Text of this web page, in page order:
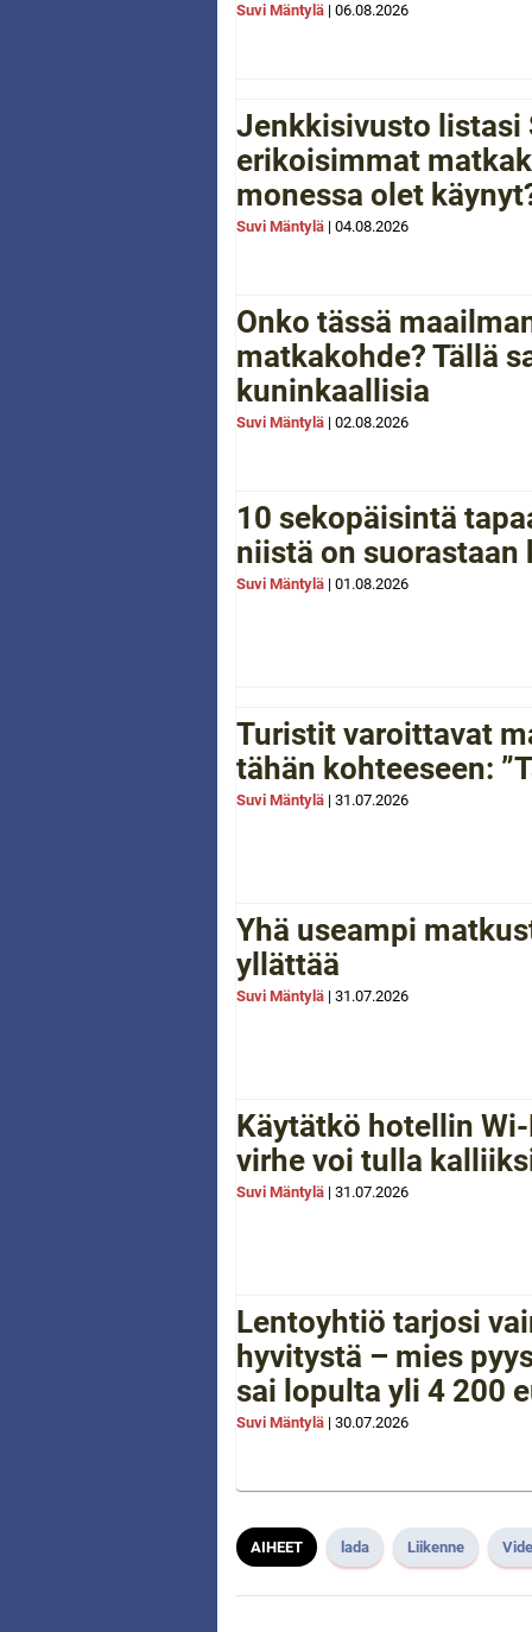
Suvi Mäntylä | 06.08.2026
Jenkkisivusto listasi
erikoisimmat
monessa olet
Suvi Mäntylä | 04.08.2026
Onko tässä
matkakohde? Tällä
kuninkaallisia
Suvi Mäntylä | 02.08.2026
10 sekopäisintä
niistä on suorastaan
Suvi Mäntylä | 01.08.2026
Turistit varoittavat
tähän kohteeseen:
Suvi Mäntylä | 31.07.2026
Yhä useampi
yllättää
Suvi Mäntylä | 31.07.2026
Käytätkö hotellin
virhe voi tulla
Suvi Mäntylä | 31.07.2026
Lentoyhtiö tarjosi
hyvitystä – mies
sai lopulta yli 4 200
Suvi Mäntylä | 30.07.2026
AIHEET lada Liikenne